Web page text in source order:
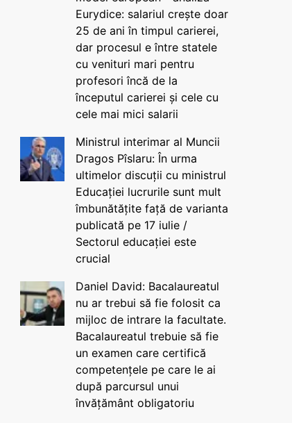
Eurydice: salariul crește doar
25 de ani în timpul carierei,
dar procesul e între statele
cu venituri mari pentru
profesori încă de la
începutul carierei și cele cu
cele mai mici salarii
Ministrul interimar al Muncii
Dragos Pîslaru: În urma
ultimelor discuții cu ministrul
Educației lucrurile sunt mult
îmbunătățite față de varianta
publicată pe 17 iulie /
Sectorul educației este
crucial
Daniel David: Bacalaureatul
nu ar trebui să fie folosit ca
mijloc de intrare la facultate.
Bacalaureatul trebuie să fie
un examen care certifică
competențele pe care le ai
după parcursul unui
învățământ obligatoriu